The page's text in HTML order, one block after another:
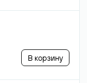
В корзину